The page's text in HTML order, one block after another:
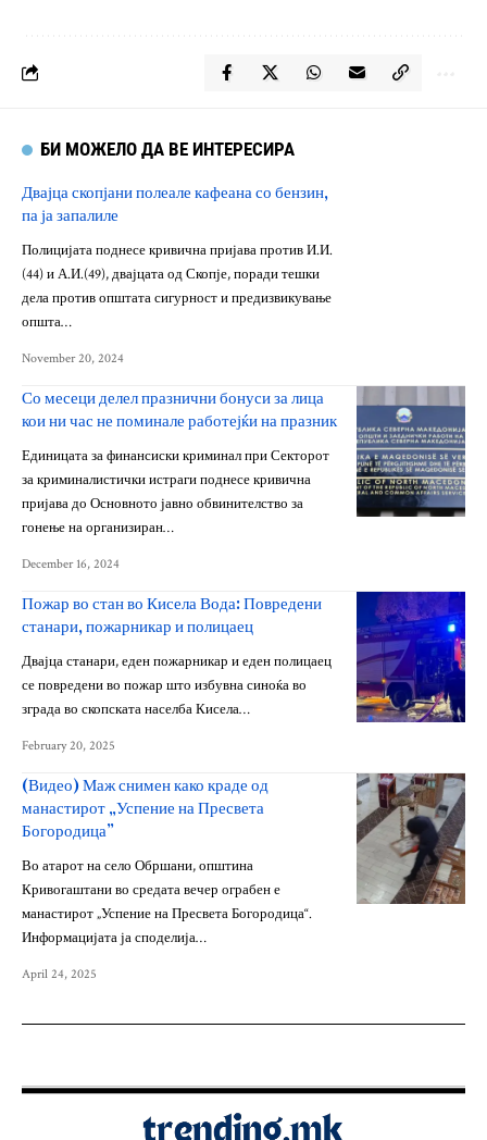
БИ МОЖЕЛО ДА ВЕ ИНТЕРЕСИРА
Двајца скопјани полеале кафеана со бензин,
па ја запалиле
Полицијата поднесе кривична пријава против И.И.
(44) и А.И.(49), двајцата од Скопје, поради тешки
дела против општата сигурност и предизвикување
општа…
November 20, 2024
Со месеци делел празнични бонуси за лица
кои ни час не поминале работејќи на празник
Единицата за финансиски криминал при Секторот
за криминалистички истраги поднесе кривична
пријава до Основното јавно обвинителство за
гонење на организиран…
December 16, 2024
Пожар во стан во Кисела Вода: Повредени
станари, пожарникар и полицаец
Двајца станари, еден пожарникар и еден полицаец
се повредени во пожар што избувна синоќа во
зграда во скопската населба Кисела…
February 20, 2025
(Видео) Маж снимен како краде од
манастирот „Успение на Пресвета
Богородица”
Во атарот на село Обршани, општина
Кривогаштани во средата вечер ограбен е
манастирот „Успение на Пресвета Богородица“.
Информацијата ја споделија…
April 24, 2025